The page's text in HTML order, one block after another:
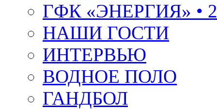
ГФК «ЭНЕРГИЯ» •
НАШИ ГОСТИ
ИНТЕРВЬЮ
ВОДНОЕ ПОЛО
ГАНДБОЛ